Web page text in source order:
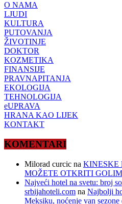
O NAMA
LJUDI
KULTURA
PUTOVANJA
ŽIVOTINJE
DOKTOR
KOZMETIKA
FINANSIJE
PRAVNAPITANJA
EKOLOGIJA
TEHNOLOGIJA
eUPRAVA
HRANA KAO LIJEK
KONTAKT
KOMENTARI
Milorad curcic na KINESKE
MOŽETE OTKRITI
Najveći hotel na svetu: broj
srbijahoteli.com na Najbolji
Meksiku, noćenje van